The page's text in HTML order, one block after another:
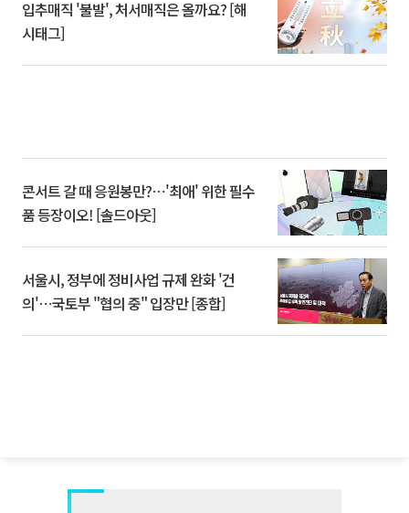
입추매직 '불발', 처서매직은 올까요? [해
시태그]
콘서트 갈 때 응원봉만?⋯'최애' 위한 필수
품 등장이오! [솔드아웃]
서울시, 정부에 정비사업 규제 완화 '건
의'⋯국토부 "협의 중" 입장만 [종합]